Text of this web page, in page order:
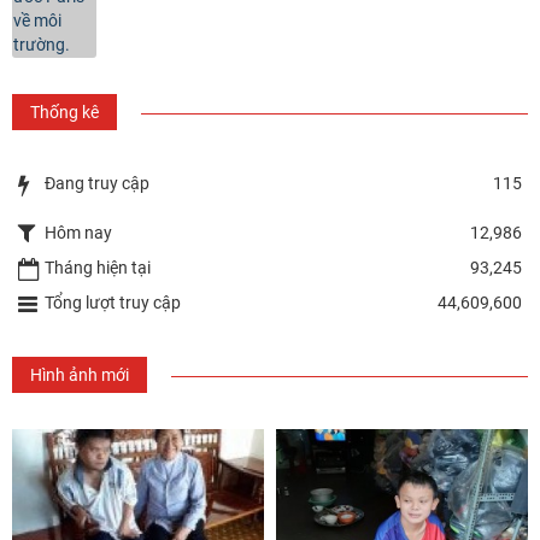
Thống kê
Đang truy cập 115
Hôm nay
12,986
Tháng hiện tại
93,245
Tổng lượt truy cập
44,609,600
Hình ảnh mới